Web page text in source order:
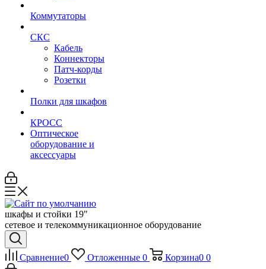
Коммутаторы
СКС
Кабель
Коннекторы
Патч-корды
Розетки
Полки для шкафов
КРОСС
Оптическое
оборудование и
аксессуары
шкафы и стойки 19"
сетевое и телекоммуникационное оборудование
Сравнение0 Отложенные 0 Корзина0 0